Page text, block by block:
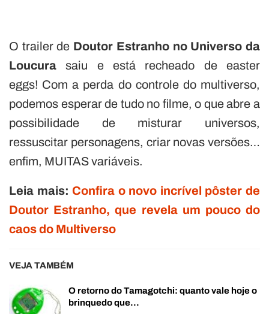
O trailer de Doutor Estranho no Universo da
Loucura saiu e está recheado de easter
eggs! Com a perda do controle do multiverso,
podemos esperar de tudo no filme, o que abre a
possibilidade de misturar universos,
ressuscitar personagens, criar novas versões…
enfim, MUITAS variáveis.
Leia mais: Confira o novo incrível pôster de
Doutor Estranho, que revela um pouco do
caos do Multiverso
VEJA TAMBÉM
O retorno do Tamagotchi: quanto vale hoje o
brinquedo que…